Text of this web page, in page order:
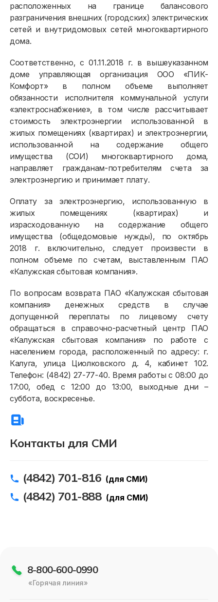
Контакты для СМИ
(4842) 701-816 (для СМИ)
(4842) 701-888 (для СМИ)
расположенных на границе балансового
разграничения внешних (городских) электрических
сетей и внутридомовых сетей многоквартирного
дома.
Соответственно, с 01.11.2018 г. в вышеуказанном
доме управляющая организация ООО «ПИК-
Комфорт» в полном объеме выполняет
обязанности исполнителя коммунальной услуги
«электроснабжение», в том числе рассчитывает
стоимость электроэнергии использованной в
жилых помещениях (квартирах) и электроэнергии,
использованной на содержание общего
имущества (СОИ) многоквартирного дома,
направляет гражданам-потребителям счета за
электроэнергию и принимает плату.
Оплату за электроэнергию, использованную в
жилых помещениях (квартирах) и
израсходованную на содержание общего
имущества (общедомовые нужды), по октябрь
2018 г. включительно, следует произвести в
полном объеме по счетам, выставленным ПАО
«Калужская сбытовая компания».
По вопросам возврата ПАО «Калужская сбытовая
компания» денежных средств в случае
допущенной переплаты по лицевому счету
обращаться в справочно-расчетный центр ПАО
«Калужская сбытовая компания» по работе с
населением города, расположенный по адресу: г.
Калуга, улица Циолковского д. 4, кабинет 102.
Телефон: (4842) 27-77-40. Время работы с 08:00 до
17:00, обед с 12:00 до 13:00, выходные дни –
суббота, воскресенье.
8-800-600-0990
«Горячая линия»
Физическим лицам
Договор энергоснабжения
Расчёты и оплата
Приборы учёта и показания
Должникам
Онлайн-сервисы
Полезное